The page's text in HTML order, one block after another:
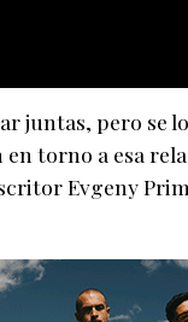
juntas, pero se
torno a esa
Evgeny